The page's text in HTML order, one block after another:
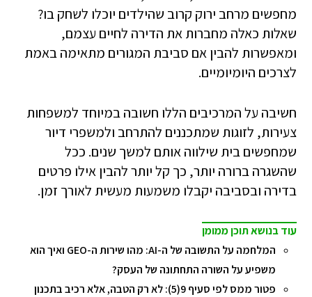
מחפשים מרחב ירוק קרוב שהילדים יוכלו לשחק בו?
שאלות כאלה מחברות את הדירה לחיים עצמם,
ומאפשרות להבין אם סביבת המגורים מתאימה באמת
לצרכים היומיומיים.
חשיבה על המרכיבים הללו חשובה במיוחד למשפחות
צעירות, לזוגות שמתכננים להתרחב ולמשפרי דיור
שמחפשים בית שילווה אותם למשך שנים. ככל
שהשגרה ברורה יותר, כך קל יותר להבין אילו פרטים
בדירה ובסביבה יקבלו משמעות מעשית לאורך זמן.
עוד בנושא תוכן ממומן
המלחמה על התשובה של ה-AI: מהו שירות ה-GEO ואיך הוא
משפיע על השורה התחתונה של העסק?
פטור ממס לפי סעיף 9(5): לא רק הטבה, אלא רכיב בתכנון